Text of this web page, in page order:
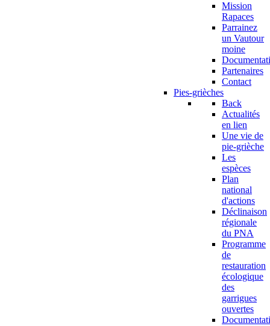
Mission
Rapaces
Parrainez
un Vautour
moine
Partenaires
Contact
Pies-grièches
Back
Actualités
en lien
Une vie de
pie-grièche
Les
espèces
Plan
national
d'actions
Déclinaison
régionale
du PNA
Programme
de
restauration
écologique
des
garrigues
ouvertes